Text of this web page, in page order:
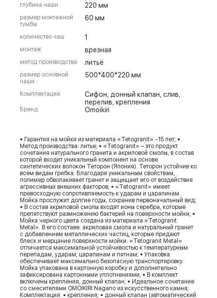
глубина чаши 220 мм
размер монтажной
тумбы
60 мм
количество чаш 1
монтаж врезная
метод производства литьё
размер основной
чаши
500*400*220 мм
Комплектация
Сифон, донный клапан, слив,
перелив, крепления
Бренд Omoikiri
• Гарантия на мойки из материала «Tetogranit» -15 лет; •
Метод производства: литье; • «Tetogranit» – это продукт
сочетания натурального гранита и акриловой смолы, в состав
которой входит уникальный компонент на основе
синтетических волокон Теторон (Япония). Теторон устойчив ко
всем видам грибка. Благодаря уникальным свойствам,
полимер обволакивает гранит и защищает его от воздействия
агрессивных внешних факторов; • «Tetogranit» имеет
превосходную сопротивляемость к ударам и царапинам.
Мойка прослужит долгие годы, сохранив первоначальный вид;
• В состав акриловой смолы входят ионы серебра, которые
препятствуют размножению бактерий на поверхности мойки; •
Мойка черного цвета создана из материала «Tetogranit
Metal». В его составе: акриловая смола и натуральный гранит
с добавлением металлических частиц, которые придают
блеск и мерцание поверхности мойки. «Tetogranit Metal»
отличается максимальной устойчивостью к температурным
перепадам, ударам, царапинам и пятнам; • Упаковка
обеспечивает максимально безопасную транспортировку.
Мойка упакована в картонную коробку и дополнительно
зафиксирована картонными уплотнениями; • В комплект
включены крепления, донный клапан; • Идеальное сочетание
со смесителями OMOIKIRI Nagano из искусственного камня;
Комплектация: • крепления; • донный клапан (автоматический